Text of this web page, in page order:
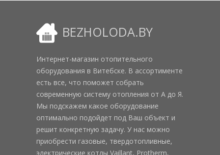
BEZHOLODA.BY
Интернет-магазин отопительного
оборудования в Витебске. В ассортименте
есть все, что поможет собрать
современную систему отопления от А до Я.
Мы подскажем какое оборудование
оптимально подойдет под Ваш объект и
решит конкретную задачу. У нас можно
приобрести газовые, твердотопливные,
электрические котлы Vaillant, Protherm,